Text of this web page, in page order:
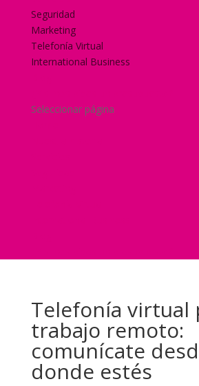
Seguridad
Marketing
Telefonía Virtual
International Business
Seleccionar página
Telefonía virtual
trabajo remoto:
comunícate
donde estés